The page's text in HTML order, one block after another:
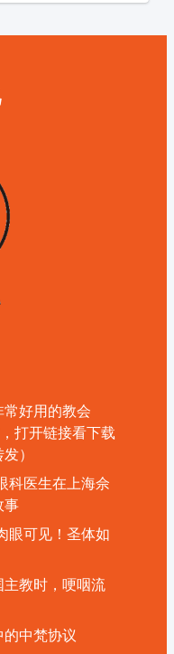
常好用的教会
打开链接看下载
）
科医生在上海佘
事
眼可见！圣体如
教时，哽咽流
中梵协议